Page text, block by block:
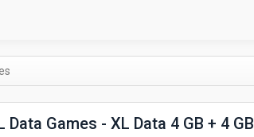
Data Games - XL Data 4 GB + 4